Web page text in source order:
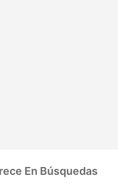
En Búsquedas